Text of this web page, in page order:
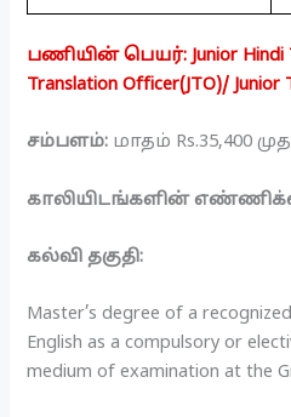
பணியின் பெயர்: Junior Hindi
Translation Officer(JTO)/ Junior
சம்பளம்: மாதம் Rs.35,400
காலியிடங்களின்
கல்வி தகுதி:
Master’s degree of a
English as a compulsory or
medium of examination at the